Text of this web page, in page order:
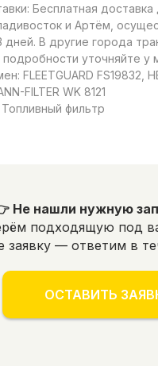
Бесплатная доставка
и Артём,
дней. В другие города
подробности уточняйте у
FLEETGUARD FS19832,
FILTER WK 8121
фильтр
Не нашли нужную
подходящую под
заявку — ответим в
ОСТАВИТЬ